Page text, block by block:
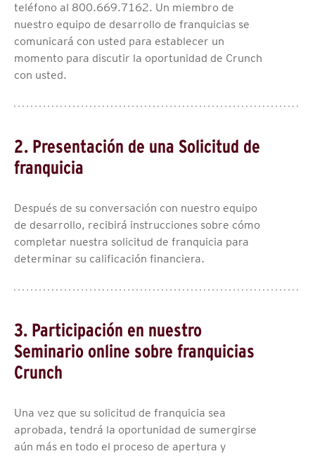
teléfono al 800.669.7162. Un miembro de
nuestro equipo de desarrollo de franquicias se
comunicará con usted para establecer un
momento para discutir la oportunidad de Crunch
con usted.
2. Presentación de una Solicitud de
franquicia
Después de su conversación con nuestro equipo
de desarrollo, recibirá instrucciones sobre cómo
completar nuestra solicitud de franquicia para
determinar su calificación financiera.
3. Participación en nuestro
Seminario online sobre franquicias
Crunch
Una vez que su solicitud de franquicia sea
aprobada, tendrá la oportunidad de sumergirse
aún más en todo el proceso de apertura y